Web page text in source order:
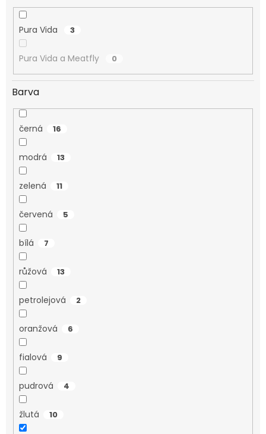
Pura Vida 3
Pura Vida a Meatfly 0
Barva
černá 16
modrá 13
zelená 11
červená 5
bílá 7
růžová 13
petrolejová 2
oranžová 6
fialová 9
pudrová 4
žlutá 10